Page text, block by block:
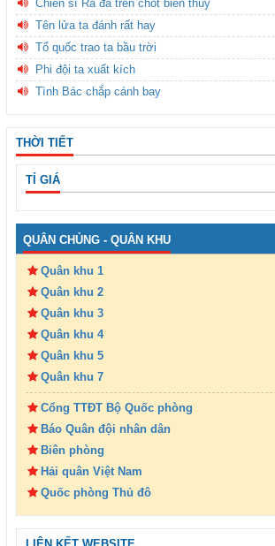
Chiến sĩ Ra đa trên chốt biên thùy
Tên lửa ta đánh rất hay
Tổ quốc trao ta bầu trời
Phi đội ta xuất kích
Tình Bác chắp cánh bay
THỜI TIẾT
TỈ GIÁ
QUÂN CHỦNG - QUÂN KHU
Quân khu 1
Quân khu 2
Quân khu 3
Quân khu 4
Quân khu 5
Quân khu 7
Cổng TTĐT Bộ Quốc phòng
Báo Quân đội nhân dân
Biên phòng
Hải quân Việt Nam
Quốc phòng Thủ đô